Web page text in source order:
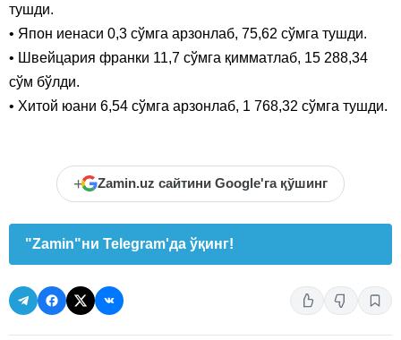
тушди.
• Япон иенаси 0,3 сўмга арзонлаб, 75,62 сўмга тушди.
• Швейцария франки 11,7 сўмга қимматлаб, 15 288,34
сўм бўлди.
• Хитой юани 6,54 сўмга арзонлаб, 1 768,32 сўмга тушди.
+ Zamin.uz сайтини Google'га қўшинг
"Zamin"ни Telegram'да ўқинг!